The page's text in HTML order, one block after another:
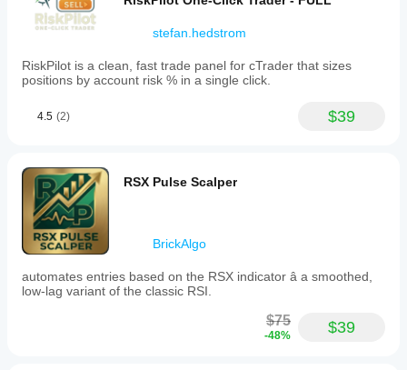
Windows
dan Mac.
pada kondisi
broker, spread,
Pengujian bot
di lingkungan
akan
memahami
kinerja bot
dalam
penggunaan
sesungguhnya.
stefan.hedstrom
RiskPilot is a clean, fast trade panel for cTrader that sizes
positions by account risk % in a single click.
4.5 (2) $39
RSX Pulse Scalper
BrickAlgo
automates entries based on the RSX indicator â a smoothed,
low-lag variant of the classic RSI.
$75
-48% $39